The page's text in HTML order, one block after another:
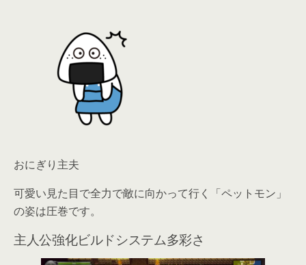
おにぎり主夫
可愛い見た目で全力で敵に向かって行く「ペットモン」
の姿は圧巻です。
主人公強化ビルドシステム多彩さ